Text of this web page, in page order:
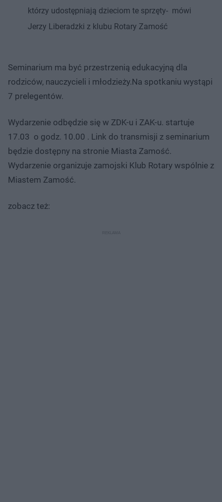
którzy udostępniają dzieciom te sprzęty- mówi
Jerzy Liberadzki z klubu Rotary Zamość
Seminarium ma być przestrzenią edukacyjną dla
rodziców, nauczycieli i młodzieży.Na spotkaniu wystąpi
7 prelegentów.
Wydarzenie odbędzie się w ZDK-u i ZAK-u. startuje
17.03 o godz. 10.00 . Link do transmisji z seminarium
będzie dostępny na stronie Miasta Zamość.
Wydarzenie organizuje zamojski Klub Rotary​ wspólnie z
Miastem Zamość.
zobacz też: